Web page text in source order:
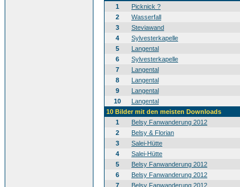
1
Picknick ?
2
Wasserfall
3
Steviawand
4
Sylvesterkapelle
5
Langental
6
Sylvesterkapelle
7
Langental
8
Langental
9
Langental
10
Langental
10 Bilder mit den meisten Downloads
1
Belsy Fanwanderung 2012
2
Belsy & Florian
3
Salei-Hütte
4
Salei-Hütte
5
Belsy Fanwanderung 2012
6
Belsy Fanwanderung 2012
7
Belsy Fanwanderung 2012